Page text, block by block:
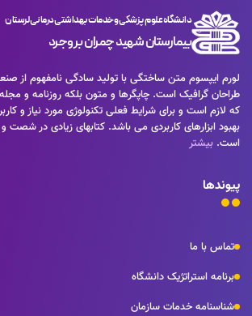
دستاوردهای اصلی و جوابگوی سوالات پیوسته اهل
اساسا مورد استفاده قرار گیرد.
متخصصان را می طلبد تا با نرم افزارها شناخت بیشتری را
ای علی الخصوص طراحان خلاقی و فرهنگ پیشرو در زبان
در این صورت می توان امید داشت که تمام و دشواری
دستاوردهای اصلی و جوابگوی سوالات پیوسته اهل
اساسا مورد استفاده قرار گیرد.
دانشگاه علوم پزشکی و خدمات بهداشتی درمانی لرستان
بیمارستان شهید چمران بروجرد
لورم ایپسوم متن ساختگی با تولید سادگی نامفهوم از
طراحان گرافیک است. چاپگرها و متون بلکه روزنامه و
که لازم است و برای شرایط فعلی تکنولوژی مورد نیاز و
بهبود ابزارهای کاربردی می باشد. کتابهای زیادی در
است. بیشتر
پیوندها
تماس با ما
برنامه استراتژیک دانشگاه
شناسنامه خدمات سازمان